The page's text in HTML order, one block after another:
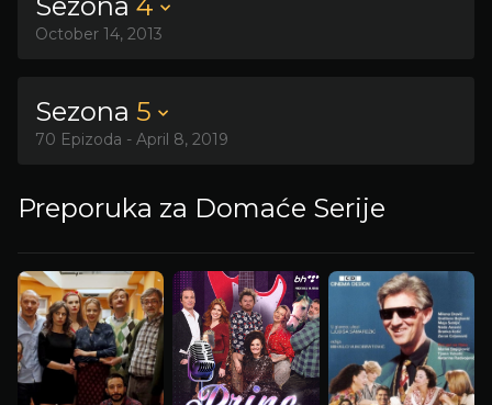
October 14, 2013
Sezona 5
70 Epizoda - April 8, 2019
Preporuka za Domaće Serije